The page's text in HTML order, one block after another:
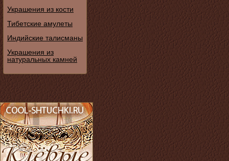
Украшения из кости
Тибетские амулеты
Индийские талисманы
Украшения из
натуральных камней